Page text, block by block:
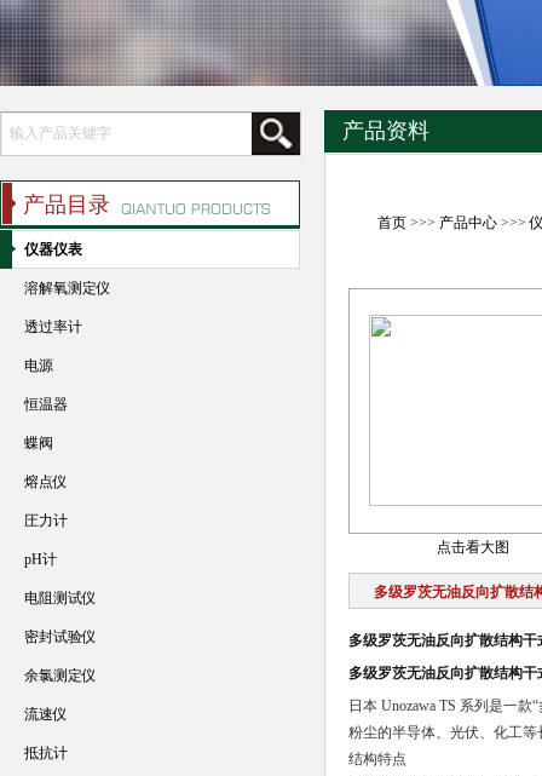
产品资料
首页>>> 产品中心>>>
点击看大图
多级罗茨无油反向扩散结
多级罗茨无油反向扩散结构干
多级罗茨无油反向扩散结构干
日本 Unozawa TS 系列是一
粉尘的半导体、光伏、化工等
结构特点
产品目录
仪器仪表
溶解氧测定仪
透过率计
电源
恒温器
蝶阀
熔点仪
圧力计
pH计
电阻测试仪
密封试验仪
余氯测定仪
流速仪
抵抗计